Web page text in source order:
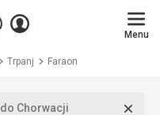
Zadzwoń
+48
771
Zaloguj
Menu
Trpanj Faraon
do Chorwacji